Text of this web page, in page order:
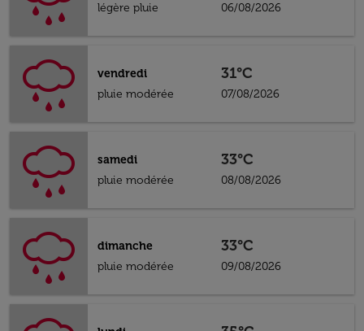
légère pluie
06/08/2026
vendredi
pluie modérée
31°C
07/08/2026
samedi
pluie modérée
33°C
08/08/2026
dimanche
pluie modérée
33°C
09/08/2026